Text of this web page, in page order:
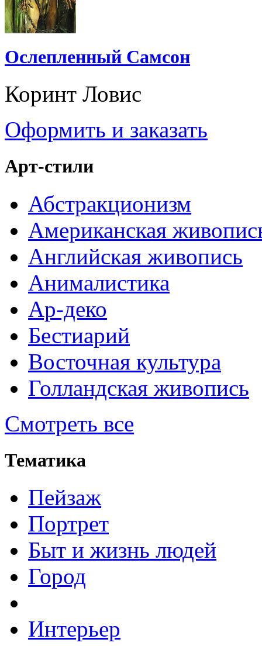
Ослепленный Самсон
Коринт Ловис
Оформить и заказать
Арт-стили
Абстракционизм
Американская
Английская живопись
Анималистика
Ар-деко
Бестиарий
Восточная культура
Голландская живопись
Смотреть все
Тематика
Пейзаж
Портрет
Быт и жизнь людей
Город
Интерьер